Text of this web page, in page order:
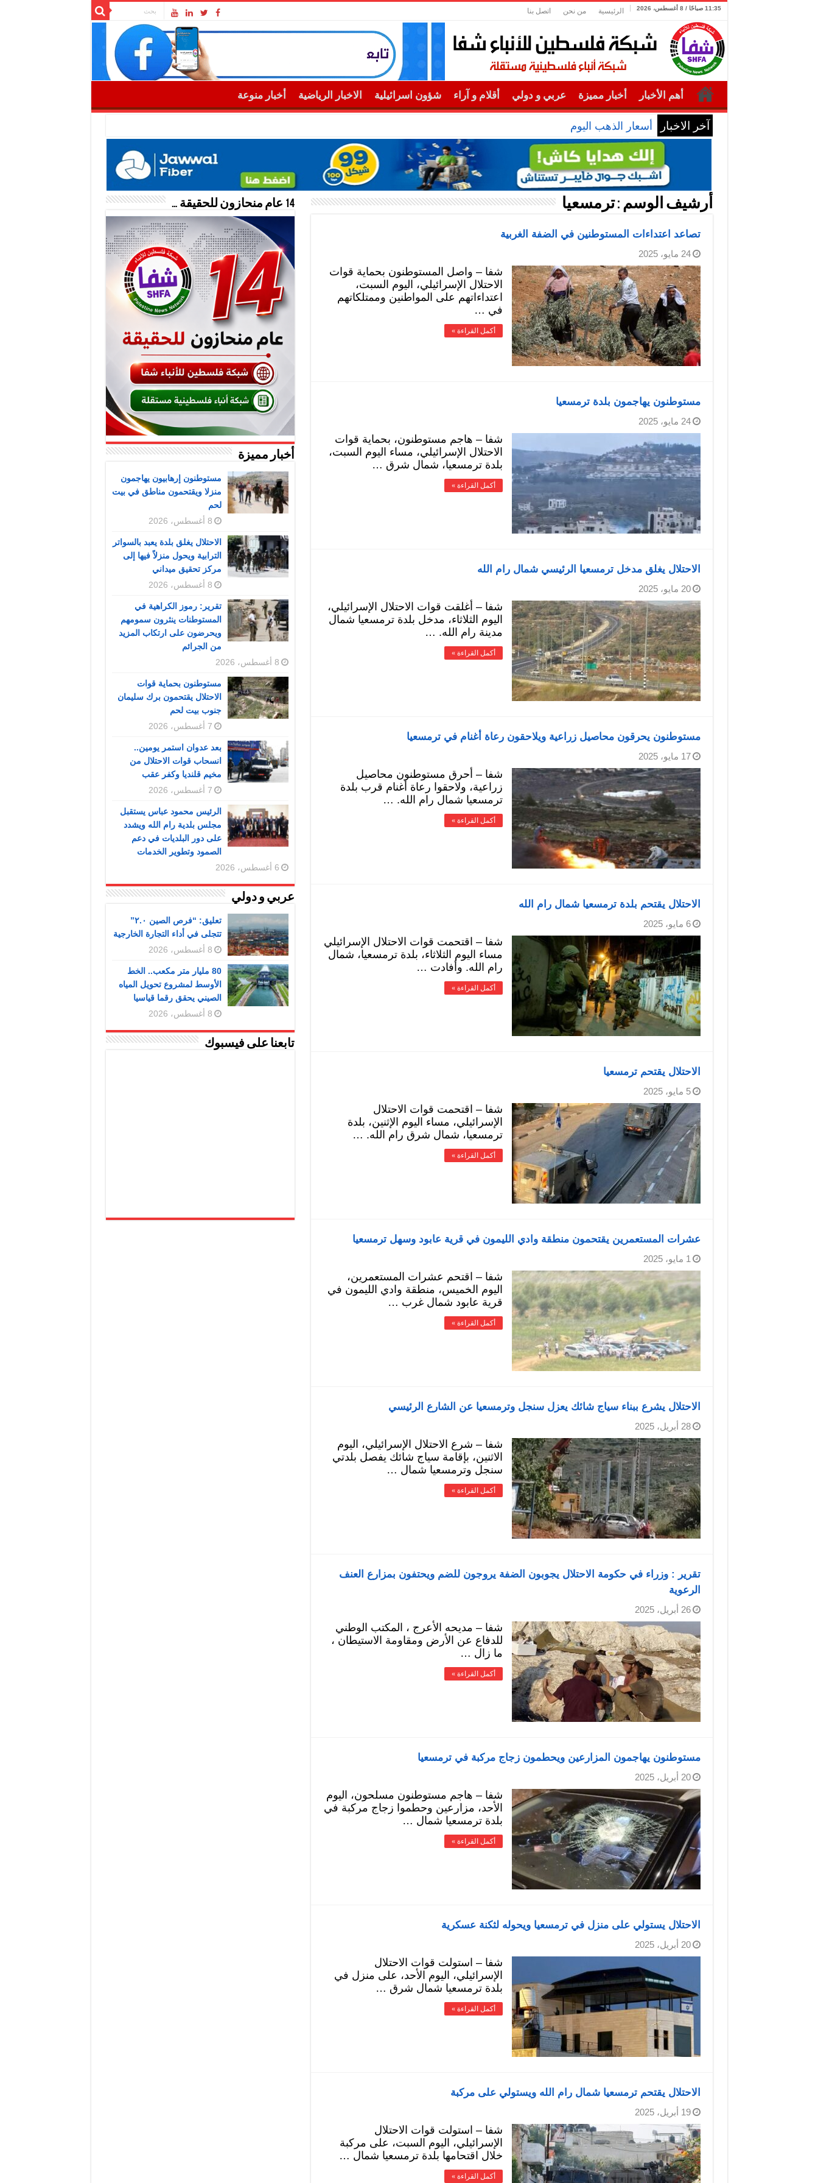
11:35 صباحًا / 8 أغسطس، 2026 الرئيسية من نحن اتصل بنا
أهم الأخبار أخبار مميزة عربي و دولي أقلام و آراء شؤون اسرائيلية الاخبار الرياضية أخبار منوعة
آخر الاخبار محافظ نابلس
أرشيف الوسم :ترمسعيا
تصاعد اعتداءات المستوطنين في الضفة الغربية
24 مايو، 2025
شفا – واصل المستوطنون بحماية قوات
الاحتلال الإسرائيلي، اليوم السبت،
اعتداءاتهم على المواطنين وممتلكاتهم
في …
أكمل القراءة »
مستوطنون يهاجمون بلدة ترمسعيا
24 مايو، 2025
شفا – هاجم مستوطنون، بحماية قوات
الاحتلال الإسرائيلي، مساء اليوم السبت،
بلدة ترمسعيا، شمال شرق …
أكمل القراءة »
الاحتلال يغلق مدخل ترمسعيا الرئيسي شمال رام الله
20 مايو، 2025
شفا – أغلقت قوات الاحتلال الإسرائيلي،
اليوم الثلاثاء، مدخل بلدة ترمسعيا شمال
مدينة رام الله. …
أكمل القراءة »
مستوطنون يحرقون محاصيل زراعية ويلاحقون رعاة أغنام في ترمسعيا
17 مايو، 2025
شفا – أحرق مستوطنون محاصيل
زراعية، ولاحقوا رعاة أغنام قرب بلدة
ترمسعيا شمال رام الله. …
أكمل القراءة »
الاحتلال يقتحم بلدة ترمسعيا شمال رام الله
6 مايو، 2025
شفا – اقتحمت قوات الاحتلال الإسرائيلي
مساء اليوم الثلاثاء، بلدة ترمسعيا، شمال
رام الله. وأفادت …
أكمل القراءة »
الاحتلال يقتحم ترمسعيا
5 مايو، 2025
شفا – اقتحمت قوات الاحتلال
الإسرائيلي، مساء اليوم الإثنين، بلدة
ترمسعيا، شمال شرق رام الله. …
أكمل القراءة »
عشرات المستعمرين يقتحمون منطقة وادي الليمون في قرية عابود وسهل ترمسعيا
1 مايو، 2025
شفا – اقتحم عشرات المستعمرين،
اليوم الخميس، منطقة وادي الليمون في
قرية عابود شمال غرب …
أكمل القراءة »
الاحتلال يشرع ببناء سياج شائك يعزل سنجل وترمسعيا عن الشارع الرئيسي
28 أبريل، 2025
شفا – شرع الاحتلال الإسرائيلي، اليوم
الاثنين، بإقامة سياج شائك يفصل بلدتي
سنجل وترمسعيا شمال …
أكمل القراءة »
تقرير : وزراء في حكومة الاحتلال يجوبون الضفة يروجون للضم ويحتفون بمزارع العنف
الرعوية
26 أبريل، 2025
شفا – مديحه الأعرج ، المكتب الوطني
للدفاع عن الأرض ومقاومة الاستيطان ،
ما زال …
أكمل القراءة »
مستوطنون يهاجمون المزارعين ويحطمون زجاج مركبة في ترمسعيا
20 أبريل، 2025
شفا – هاجم مستوطنون مسلحون، اليوم
الأحد، مزارعين وحطموا زجاج مركبة في
بلدة ترمسعيا شمال …
أكمل القراءة »
الاحتلال يستولي على منزل في ترمسعيا ويحوله لثكنة عسكرية
20 أبريل، 2025
شفا – استولت قوات الاحتلال
الإسرائيلي، اليوم الأحد، على منزل في
بلدة ترمسعيا شمال شرق …
أكمل القراءة »
الاحتلال يقتحم ترمسعيا شمال رام الله ويستولي على مركبة
19 أبريل، 2025
شفا – استولت قوات الاحتلال
الإسرائيلي، اليوم السبت، على مركبة
خلال اقتحامها بلدة ترمسعيا شمال …
أكمل القراءة »
14 عام منحازون للحقيقة …
أخبار مميزة
مستوطنون إرهابيون يهاجمون
منزلا ويقتحمون مناطق في بيت
لحم
8 أغسطس، 2026
الاحتلال يغلق بلدة يعبد بالسواتر
الترابية ويحول منزلاً فيها إلى
مركز تحقيق ميداني
8 أغسطس، 2026
تقرير: رموز الكراهية في
المستوطنات ينثرون سمومهم
ويحرضون على ارتكاب المزيد
من الجرائم
8 أغسطس، 2026
مستوطنون بحماية قوات
الاحتلال يقتحمون برك سليمان
جنوب بيت لحم
7 أغسطس، 2026
بعد عدوان استمر يومين..
انسحاب قوات الاحتلال من
مخيم قلنديا وكفر عقب
7 أغسطس، 2026
الرئيس محمود عباس يستقبل
مجلس بلدية رام الله ويشدد
على دور البلديات في دعم
الصمود وتطوير الخدمات
6 أغسطس، 2026
عربي و دولي
تعليق: “فرص الصين ٢.٠”
تتجلى في أداء التجارة الخارجية
8 أغسطس، 2026
80 مليار متر مكعب.. الخط
الأوسط لمشروع تحويل المياه
الصيني يحقق رقما قياسيا
8 أغسطس، 2026
تابعنا على فيسبوك